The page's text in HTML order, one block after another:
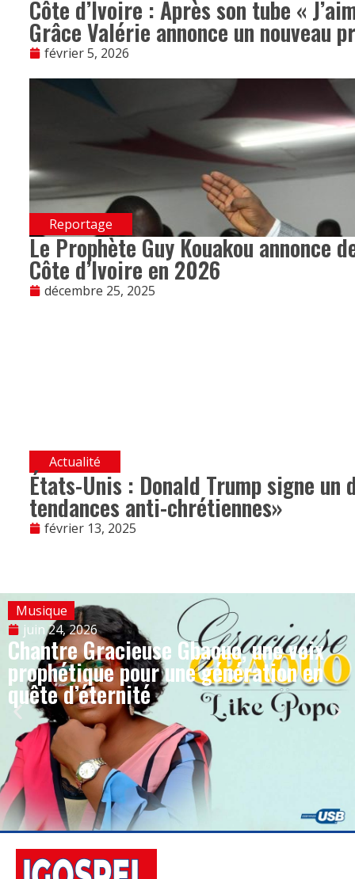
Côte d’Ivoire : Après son tube «
Grâce Valérie annonce un nouveau
février 5, 2026
Reportage
Le Prophète Guy Kouakou annonce
Côte d’Ivoire en 2026
décembre 25, 2025
Actualité
États-Unis : Donald Trump signe
tendances anti-chrétiennes»
février 13, 2025
Musique
juin 24, 2026
Chantre Gracieuse Gbaouo, une voix
prophétique pour une génération en
quête d’éternité